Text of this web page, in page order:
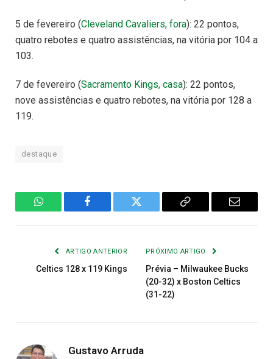
5 de fevereiro (Cleveland Cavaliers, fora): 22 pontos,
quatro rebotes e quatro assistências, na vitória por 104 a
103.
7 de fevereiro (Sacramento Kings, casa): 22 pontos,
nove assistências e quatro rebotes, na vitória por 128 a
119.
destaque
WhatsAppFacebook Twitter
Copiar
E-
ARTIGO ANTERIOR
Celtics 128 x 119 Kings
PRÓXIMO ARTIGO
Prévia – Milwaukee Bucks
(20-32) x Boston Celtics
(31-22)
Gustavo Arruda